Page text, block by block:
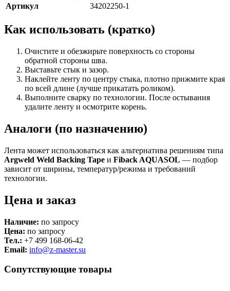
Артикул
34202250‑1
Как использовать (кратко)
Очистите и обезжирьте поверхность со стороны
обратной стороны шва.
Выставьте стык и зазор.
Наклейте ленту по центру стыка, плотно прижмите края
по всей длине (лучше прикатать роликом).
Выполните сварку по технологии. После остывания
удалите ленту и осмотрите корень.
Аналоги (по назначению)
Лента может использоваться как альтернатива решениям типа
Argweld Weld Backing Tape и Fiback AQUASOL — подбор
зависит от ширины, температур/режима и требований
технологии.
Цена и заказ
Наличие: по запросу
Цена: по запросу
Тел.: +7 499 168-06-42
Email: info@z-master.su
Сопутствующие товары